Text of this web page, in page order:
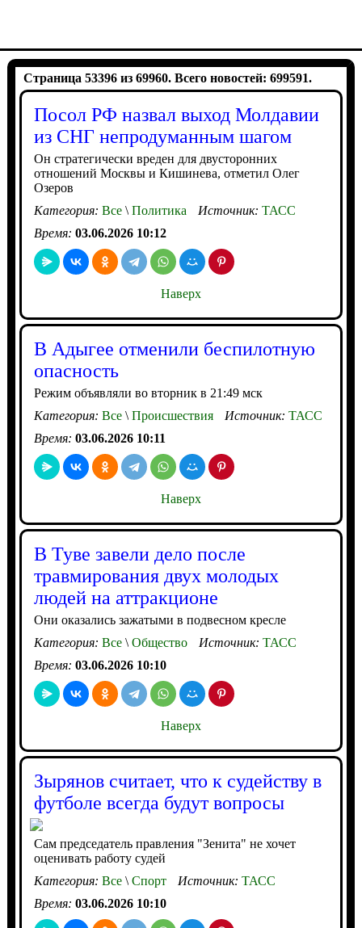
Страница 53396 из 69960. Всего новостей: 699591.
Посол РФ назвал выход Молдавии
из СНГ непродуманным шагом
Он стратегически вреден для двусторонних
отношений Москвы и Кишинева, отметил Олег
Озеров
Категория: Все\Политика Источник: ТАСС
Время: 03.06.2026 10:12
Наверх
В Адыгее отменили беспилотную
опасность
Режим объявляли во вторник в 21:49 мск
Категория: Все\Происшествия Источник: ТАСС
Время: 03.06.2026 10:11
Наверх
В Туве завели дело после
травмирования двух молодых
людей на аттракционе
Они оказались зажатыми в подвесном кресле
Категория: Все\Общество Источник: ТАСС
Время: 03.06.2026 10:10
Наверх
Зырянов считает, что к судейству в
футболе всегда будут вопросы
Сам председатель правления "Зенита" не хочет
оценивать работу судей
Категория: Все\Спорт Источник: ТАСС
Время: 03.06.2026 10:10